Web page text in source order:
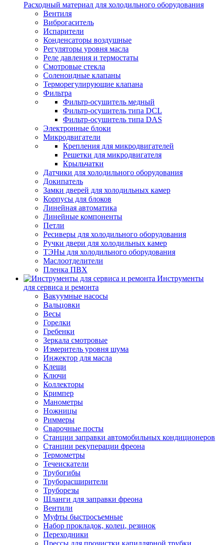
Расходный материал для холодильного оборудования
Вентиля
Виброгаситель
Испарители
Конденсаторы воздушные
Регуляторы уровня масла
Реле давления и термостаты
Смотровые стекла
Соленоидные клапаны
Терморегулирующие клапана
Фильтра
Фильтр-осушитель медный
Фильтр-осушитель типа DCL
Фильтр-осушитель типа DAS
Электронные блоки
Микродвигатели
Крепления для микродвигателей
Решетки для микродвигателя
Крыльчатки
Датчики для холодильного оборудования
Докипатель
Замки дверей для холодильных камер
Корпусы для блоков
Линейная автоматика
Линейные компоненты
Петли
Ресиверы для холодильного оборудования
Ручки двери для холодильных камер
ТЭНы для холодильного оборудования
Маслоотделители
Пленка ПВХ
Инструменты
для сервиса и ремонта
Вакуумные насосы
Вальцовки
Весы
Горелки
Гребенки
Зеркала смотровые
Измеритель уровня шума
Инжектор для масла
Клещи
Ключи
Коллекторы
Кримпер
Манометры
Ножницы
Риммеры
Сварочные посты
Станции заправки автомобильных кондиционеров
Станции рекуперации фреона
Термометры
Течеискатели
Трубогибы
Труборасширители
Труборезы
Шланги для заправки фреона
Вентили
Муфты быстросъемные
Набор прокладок, колец, резинок
Переходники
Прессы для прочистки капиллярной трубки